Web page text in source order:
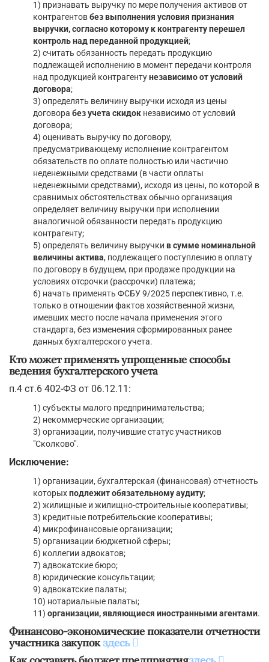
1) признавать выручку по мере получения активов от
контрагентовбез выполнения условия признания
выручки, согласно которому к контрагенту перешел
контроль над переданной продукцией;
2) считать обязанность передать продукцию
подлежащей исполнению в момент передачи контроля
над продукцией контрагентунезависимо от условий
договора;
3) определять величину выручки исходя из цены
договора без учета скидок независимо от условий
договора;
4) оценивать выручку по договору,
предусматривающему исполнение контрагентом
обязательств по оплате полностью или частично
неденежными средствами (в части оплаты
неденежными средствами), исходя из цены, по которой в
сравнимых обстоятельствах обычно организация
определяет величину выручки при исполнении
аналогичной обязанности передать продукцию
контрагенту;
5) определять величину выручки в сумме номинальной
величины актива, подлежащего поступлению в оплату
по договору в будущем, при продаже продукции на
условиях отсрочки (рассрочки) платежа;
6) начать применять ФСБУ 9/2025 перспективно, т.е.
только в отношении фактов хозяйственной жизни,
имевших место после начала применения этого
стандарта, без изменения сформированных ранее
данных бухгалтерского учета.
Кто может применять упрощенные способы
ведения бухгалтерского учета
п.4 ст.6 402-ФЗ от 06.12.11:
1) субъекты малого предпринимательства;
2) некоммерческие организации;
3) организации, получившие статус участников
"Сколково".
Исключение:
1) организации, бухгалтерская (финансовая) отчетность
которыхподлежит обязательному аудиту;
2) жилищные и жилищно-строительные кооперативы;
3) кредитные потребительские кооперативы;
4) микрофинансовые организации;
5) организации бюджетной сферы;
6) коллегии адвокатов;
7) адвокатские бюро;
8) юридические консультации;
9) адвокатские палаты;
10) нотариальные палаты;
11) организации, являющиеся иностранными агентами.
Финансово-экономические показатели отчетности
участника закупокздесь